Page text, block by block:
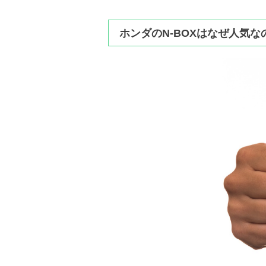
ホンダのN-BOXはなぜ人気な